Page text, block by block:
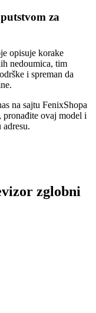
za
opisuje korake
nedoumica, tim
i spreman da
na sajtu FenixShopa
pronađite ovaj model i
zglobni